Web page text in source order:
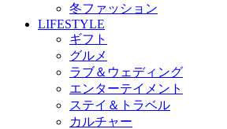
冬ファッション
LIFESTYLE
ギフト
グルメ
ラブ＆ウェディング
エンターテイメント
ステイ＆トラベル
カルチャー